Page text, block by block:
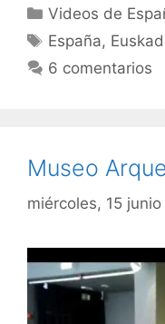
Categorías
Videos de
Etiquetas
España,
6 comentarios
Museo
miércoles, 15 junio